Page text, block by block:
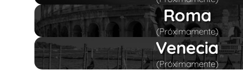
Roma
(Próximamente)
Venecia
(Próximamente)